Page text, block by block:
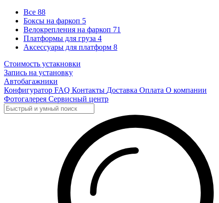
Все 88
Боксы на фаркоп 5
Велокрепления на фаркоп 71
Платформы для груза 4
Аксессуары для платформ 8
Стоимость устакновки
Запись на установку
Автобагажники
Конфигуратор FAQ Контакты Доставка Оплата О компании
Фотогалерея Сервисный центр